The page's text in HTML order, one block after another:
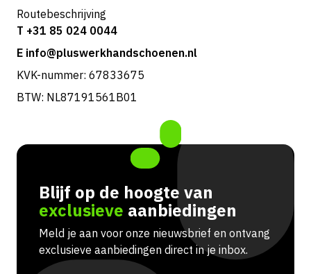
Routebeschrijving
T +31 85 024 0044
E info@pluswerkhandschoenen.nl
KVK-nummer: 67833675
BTW: NL87191561B01
Blijf op de hoogte van
exclusieve aanbiedingen
Meld je aan voor onze nieuwsbrief en ontvang
exclusieve aanbiedingen direct in je inbox.